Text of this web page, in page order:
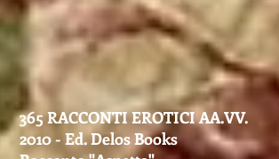
365 RACCONTI EROTICI AA.VV.
2010 - Ed. Delos Books